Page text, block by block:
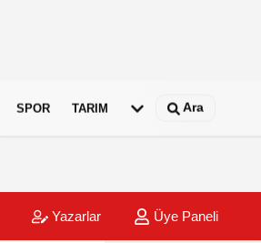
SPOR TARIM Ara
Yazarlar Üye Paneli